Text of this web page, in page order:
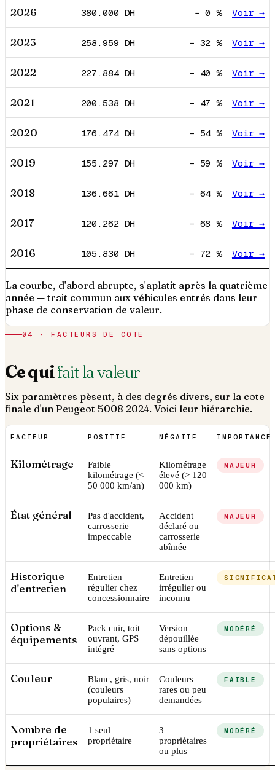
2026 380.000 DH −0 % Voir →
2023 258.959 DH − 32 % Voir →
2022 227.884DH − 40 % Voir →
2021 200.538 DH − 47 % Voir →
2020 176.474DH − 54 % Voir →
2019 155.297 DH − 59 % Voir →
2018 136.661DH − 64 % Voir →
2017 120.262 DH − 68 % Voir →
2016 105.830 DH − 72 % Voir →
La courbe, d'abord abrupte, s'aplatit après la quatrième
année — trait commun aux véhicules entrés dans leur
phase de conservation de valeur.
04 · FACTEURS DE COTE
Ce quifait la valeur
Six paramètres pèsent, à des degrés divers, sur la cote
finale d'un Peugeot 5008 2024. Voici leur hiérarchie.
FACTEUR POSITIF NÉGATIF IMPORTANCE
Kilométrage
Faible
kilométrage (<
50 000 km/an)
Kilométrage
élevé (> 120
000 km)
MAJEUR
État général
Pas d'accident,
carrosserie
impeccable
Accident
déclaré ou
carrosserie
abîmée
MAJEUR
Historique
d'entretien
Entretien
régulier chez
concessionnaire
Entretien
irrégulier ou
inconnu
Options &
équipements
Pack cuir, toit
ouvrant, GPS
intégré
Version
dépouillée
sans options
MODÉRÉ
Couleur
Blanc, gris, noir
(couleurs
populaires)
Couleurs
rares ou peu
demandées
FAIBLE
Nombre de
propriétaires
1 seul
propriétaire
3
propriétaires
ou plus
MODÉRÉ